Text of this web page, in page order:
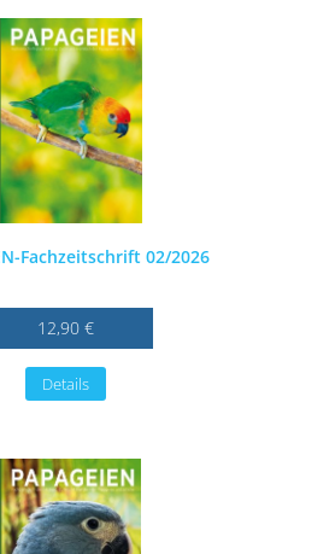
Fachzeitschrift 02/2026
12,90 €
Details